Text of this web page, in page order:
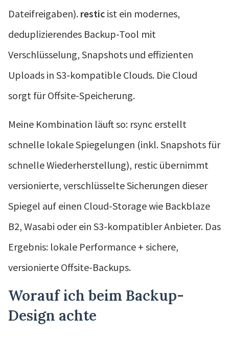
Dateifreigaben). restic ist ein modernes,
deduplizierendes Backup-Tool mit
Verschlüsselung, Snapshots und effizienten
Uploads in S3-kompatible Clouds. Die Cloud
sorgt für Offsite-Speicherung.
Meine Kombination läuft so: rsync erstellt
schnelle lokale Spiegelungen (inkl. Snapshots für
schnelle Wiederherstellung), restic übernimmt
versionierte, verschlüsselte Sicherungen dieser
Spiegel auf einen Cloud-Storage wie Backblaze
B2, Wasabi oder ein S3-kompatibler Anbieter. Das
Ergebnis: lokale Performance + sichere,
versionierte Offsite-Backups.
Worauf ich beim Backup-
Design achte